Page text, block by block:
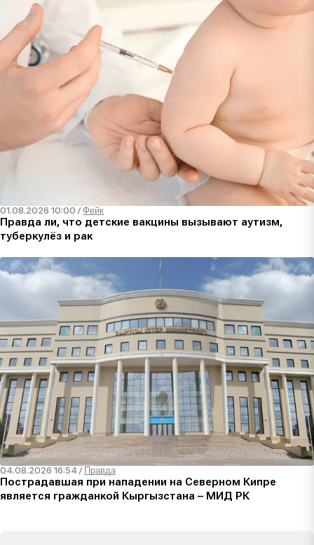
01.08.2026 10:00 /Фейк
Правда ли, что детские вакцины вызывают аутизм,
туберкулёз и рак
04.08.2026 16:54 / Правда
Пострадавшая при нападении на Северном Кипре
является гражданкой Кыргызстана – МИД РК